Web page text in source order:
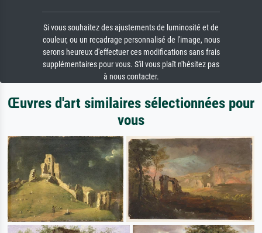
Si vous souhaitez des ajustements de luminosité et de
couleur, ou un recadrage personnalisé de l'image, nous
serons heureux d'effectuer ces modifications sans frais
supplémentaires pour vous. S'il vous plaît n'hésitez pas
à nous contacter.
Œuvres d'art similaires sélectionnées pour
vous